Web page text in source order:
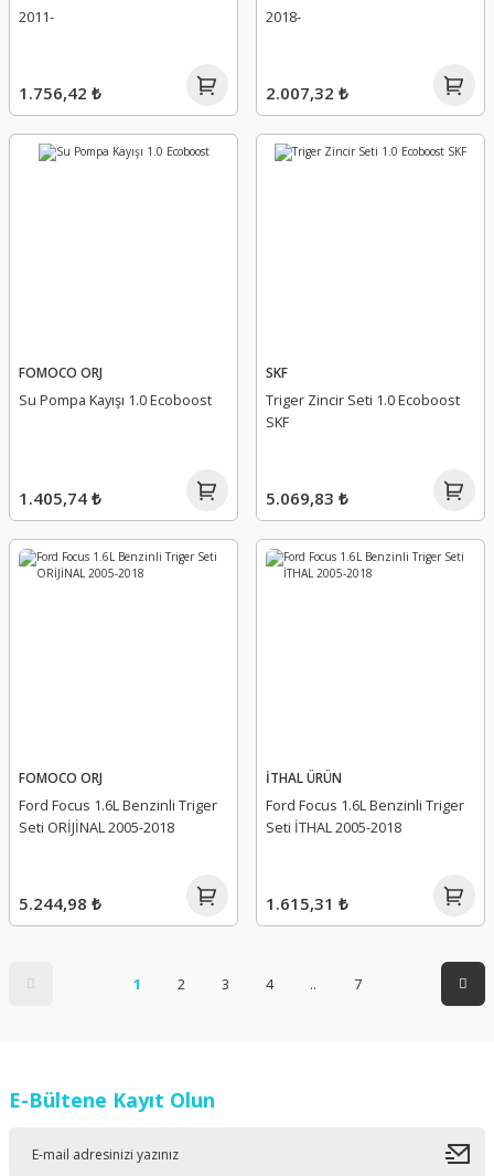
2011-
1.756,42 ₺
2018-
2.007,32 ₺
FOMOCO ORJ
Su Pompa Kayışı 1.0 Ecoboost
1.405,74 ₺
SKF
Triger Zincir Seti 1.0 Ecoboost
SKF
5.069,83 ₺
FOMOCO ORJ
Ford Focus 1.6L Benzinli Triger
Seti ORİJİNAL 2005-2018
5.244,98 ₺
İTHAL ÜRÜN
Ford Focus 1.6L Benzinli Triger
Seti İTHAL 2005-2018
1.615,31 ₺
1 2 3 4 .. 7
E-Bültene Kayıt Olun